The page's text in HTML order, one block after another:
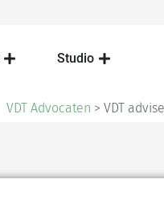
Studio
VDT Advocaten > VDT